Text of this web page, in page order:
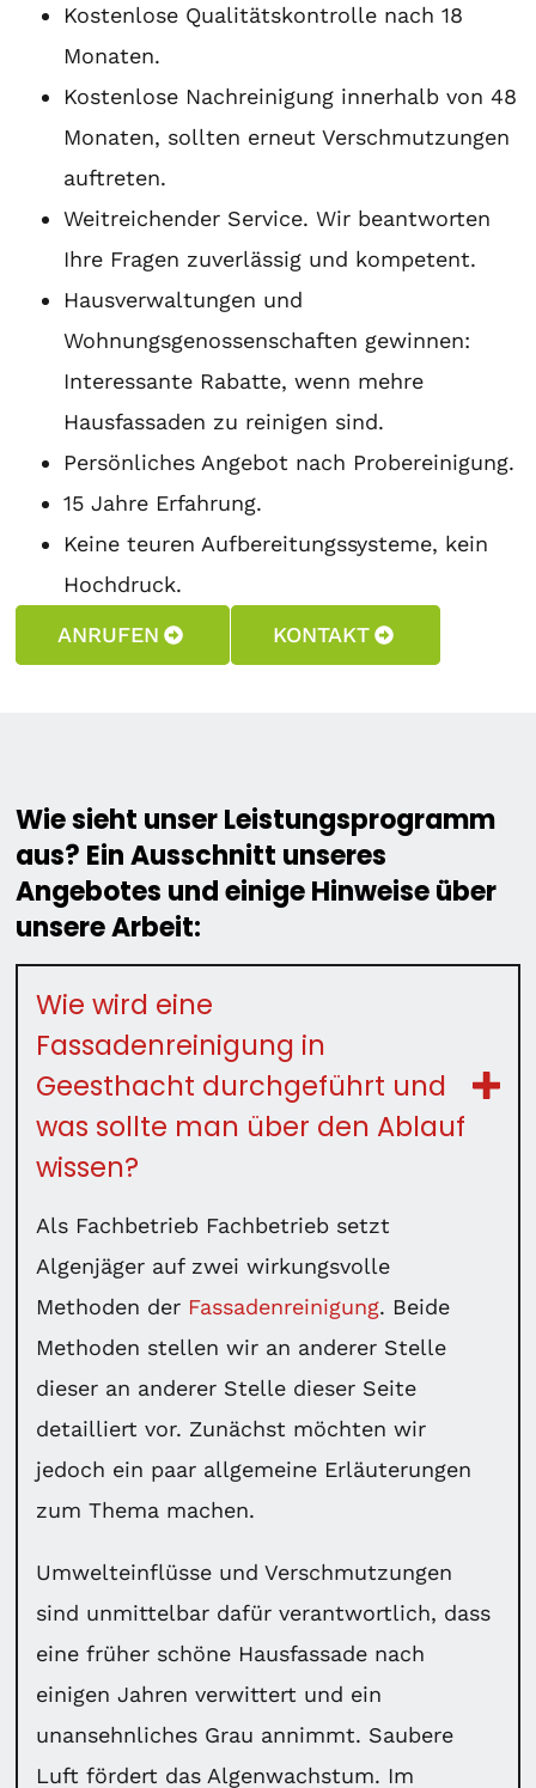
Kostenlose Qualitätskontrolle nach 18
Monaten.
Kostenlose Nachreinigung innerhalb von 48
Monaten, sollten erneut Verschmutzungen
auftreten.
Weitreichender Service. Wir beantworten
Ihre Fragen zuverlässig und kompetent.
Hausverwaltungen und
Wohnungsgenossenschaften gewinnen:
Interessante Rabatte, wenn mehre
Hausfassaden zu reinigen sind.
Persönliches Angebot nach Probereinigung.
15 Jahre Erfahrung.
Keine teuren Aufbereitungssysteme, kein
Hochdruck.
ANRUFEN
KONTAKT
Wie sieht unser Leistungsprogramm
aus? Ein Ausschnitt unseres
Angebotes und einige Hinweise über
unsere Arbeit:
Wie wird eine
Fassadenreinigung in
Geesthacht durchgeführt und
was sollte man über den Ablauf
wissen?
Als Fachbetrieb Fachbetrieb setzt
Algenjäger auf zwei wirkungsvolle
Methoden der Fassadenreinigung. Beide
Methoden stellen wir an anderer Stelle
dieser an anderer Stelle dieser Seite
detailliert vor. Zunächst möchten wir
jedoch ein paar allgemeine Erläuterungen
zum Thema machen.
Umwelteinflüsse und Verschmutzungen
sind unmittelbar dafür verantwortlich, dass
eine früher schöne Hausfassade nach
einigen Jahren verwittert und ein
unansehnliches Grau annimmt. Saubere
Luft fördert das Algenwachstum. Im